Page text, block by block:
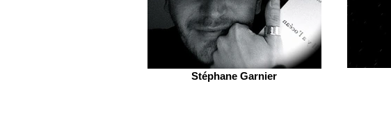
Stéphane Garnier